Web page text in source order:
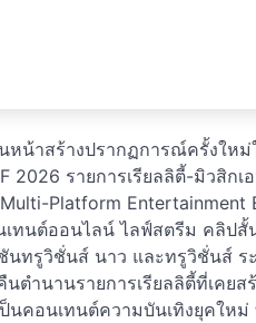
หน้าสร้างปรากฏการณ์ครั้งให
2026 รายการเรียลลิตี้-มิวสิกเ
Platform
ทนต์ออนไลน์ ไลฟ์สตรีม คลิป
นทรูวิชั่นส์ นาว และทรูวิชั่นส์ ร
นตำนานรายการเรียลลิตี้ที่เคย
นคอนเทนต์ความบันเทิงยุคให